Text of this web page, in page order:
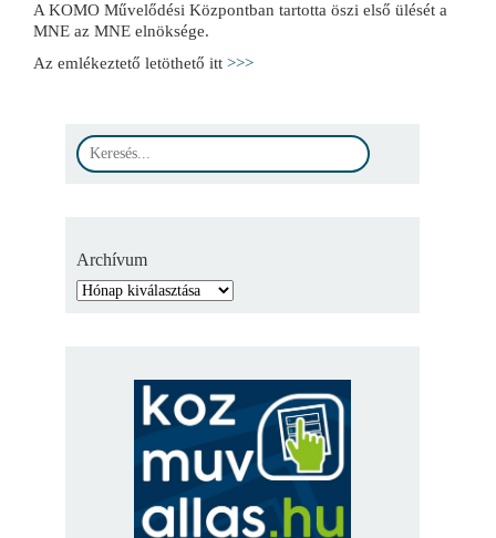
A KOMO Művelődési Központban tartotta öszi első ülését a
MNE az MNE elnöksége.
Az emlékeztető letöthető itt >>>
Archívum